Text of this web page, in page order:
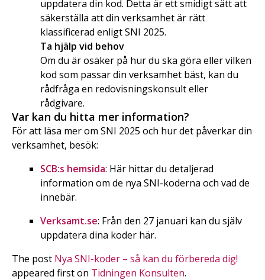
uppdatera din kod. Detta är ett smidigt sätt att
säkerställa att din verksamhet är rätt
klassificerad enligt SNI 2025.
Ta hjälp vid behov
Om du är osäker på hur du ska göra eller vilken
kod som passar din verksamhet bäst, kan du
rådfråga en redovisningskonsult eller
rådgivare.
Var kan du hitta mer information?
För att läsa mer om SNI 2025 och hur det påverkar din
verksamhet, besök:
SCB:s hemsida: Här hittar du detaljerad
information om de nya SNI-koderna och vad de
innebär.
Verksamt.se: Från den 27 januari kan du själv
uppdatera dina koder här.
The post Nya SNI-koder – så kan du förbereda dig!
appeared first on Tidningen Konsulten.